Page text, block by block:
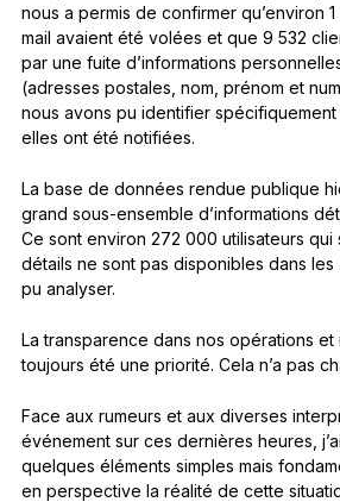
nous a permis de confirmer qu’environ
mail avaient été volées et que 9 532
par une fuite d’informations
(adresses postales, nom, prénom et
nous avons pu identifier
elles ont été notifiées.
La base de données rendue publique
grand sous-ensemble d’informations
Ce sont environ 272 000 utilisateurs qui
détails ne sont pas disponibles dans les
pu analyser.
La transparence dans nos opérations et
toujours été une priorité. Cela n’a pas
Face aux rumeurs et aux diverses
événement sur ces dernières heures,
quelques éléments simples mais
en perspective la réalité de cette